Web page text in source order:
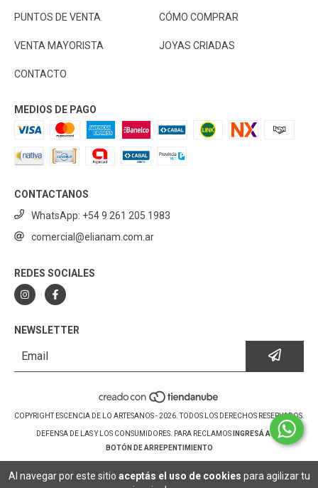
Al navegar por este sitio aceptás el uso de cookies para agilizar tu
PUNTOS DE VENTA CÓMO COMPRAR
VENTA MAYORISTA JOYAS CRIADAS
CONTACTO
MEDIOS DE PAGO
CONTACTANOS
WhatsApp: +54 9 261 205 1983
comercial@elianam.com.ar
REDES SOCIALES
NEWSLETTER
COPYRIGHT ESCENCIA DE LO ARTESANOS - 2026. TODOS LOS DERECHOS RESERVADOS.
DEFENSA DE LAS Y LOS CONSUMIDORES. PARA RECLAMOS
INGRESÁ ACÁ.
BOTÓN DE ARREPENTIMIENTO